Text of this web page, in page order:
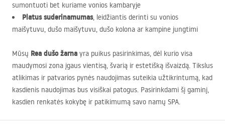
sumontuoti bet kuriame vonios kambaryje
Platus suderinamumas, leidžiantis derinti su vonios
maišytuvu, dušo maišytuvu, dušo kolona ar kampine jungtimi
Mūsų Rea dušo žarna yra puikus pasirinkimas, dėl kurio visa
maudymosi zona įgaus vientisą, švarią ir estetišką išvaizdą. Tikslus
atlikimas ir patvarios pynės naudojimas suteikia užtikrintumą, kad
kasdienis naudojimas bus visiškai patogus. Pasirinkdami šį gaminį,
kasdien renkatės kokybę ir patikimumą savo namų SPA.